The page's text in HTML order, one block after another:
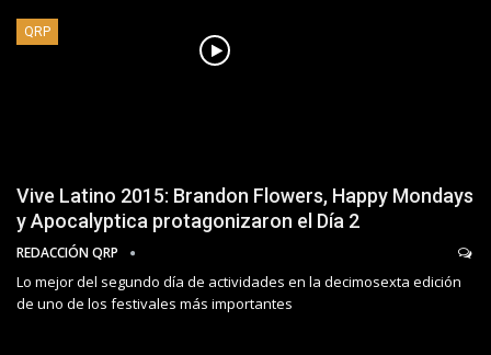
QRP
Vive Latino 2015: Brandon Flowers, Happy Mondays
y Apocalyptica protagonizaron el Día 2
REDACCIÓN QRP
Lo mejor del segundo día de actividades en la decimosexta edición
de uno de los festivales más importantes